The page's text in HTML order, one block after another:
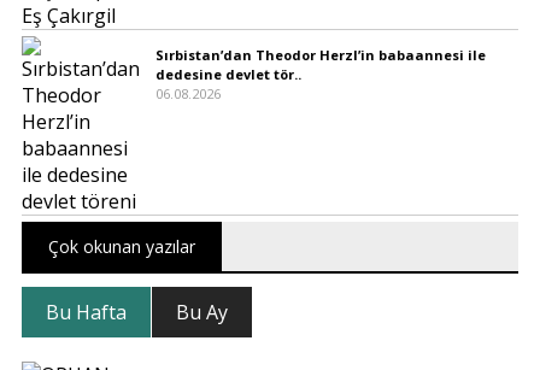
Sırbistan’dan Theodor Herzl’in babaannesi ile
dedesine devlet tör..
06.08.2026
Çok okunan yazılar
Bu Hafta Bu Ay